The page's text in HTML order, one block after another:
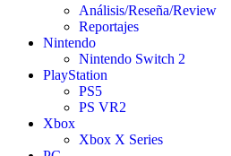
Análisis/Reseña/Review
Reportajes
Nintendo
Nintendo Switch 2
PlayStation
PS5
PS VR2
Xbox
Xbox X Series